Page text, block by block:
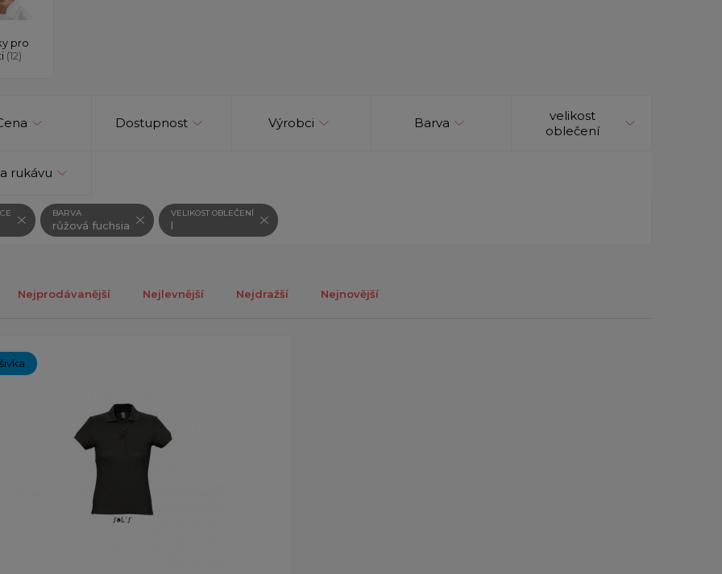
pro
(12)
Dostupnost Výrobci Barva
velikost
oblečení
rukávu
BARVA
růžová fuchsia
VELIKOST OBLEČENÍ
l
Nejprodávanější Nejlevnější Nejdražší Nejnovější